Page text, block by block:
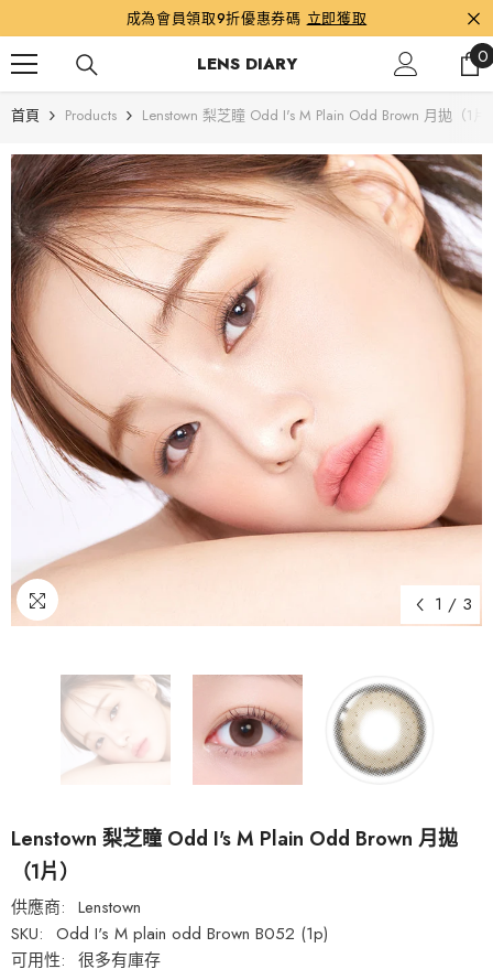
成為會員領取9折優惠券碼 立即獲取
LENS DIARY 00
首頁 Products Lenstown 梨芝瞳 Odd I's M Plain Odd Brown 月拋（1片
1 / 3
Lenstown 梨芝瞳 Odd I's M Plain Odd Brown 月拋
（1片）
供應商: Lenstown
SKU: Odd I's M plain odd Brown B052 (1p)
可用性: 很多有庫存